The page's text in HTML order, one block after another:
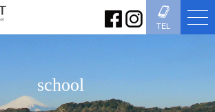
TEL
school